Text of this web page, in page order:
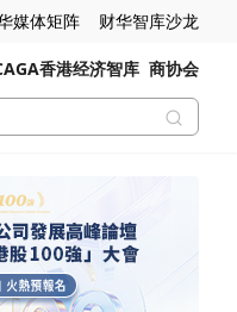
媒体矩阵 财华智库沙龙
香港经济智库 商协会